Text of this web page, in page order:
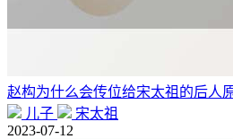
赵构为什么会传位给宋太祖的后人
儿子
宋太祖
2023-07-12